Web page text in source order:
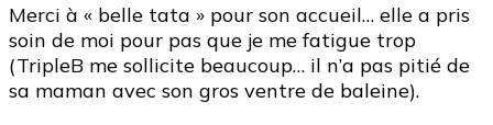
Merci à « belle tata » pour son accueil… elle a pris
soin de moi pour pas que je me fatigue trop
(TripleB me sollicite beaucoup… il n’a pas pitié de
sa maman avec son gros ventre de baleine).